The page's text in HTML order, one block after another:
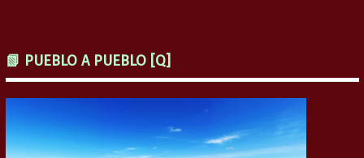
📗 PUEBLO A PUEBLO [Q]